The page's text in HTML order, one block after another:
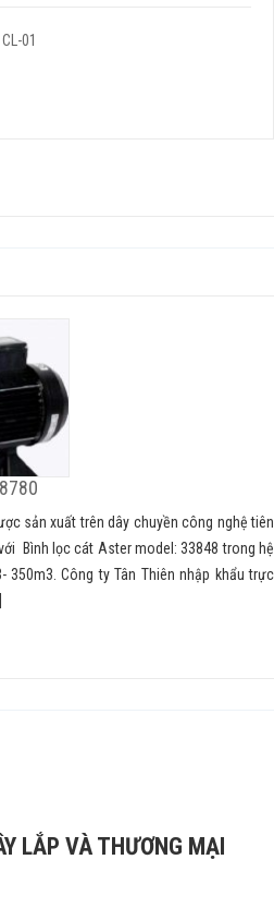
01
sản xuất trên dây chuyền công nghệ tiên
Bình lọc cát Aster model: 33848 trong hệ
Công ty Tân Thiên nhập khẩu trực
LẮP VÀ THƯƠNG MẠI